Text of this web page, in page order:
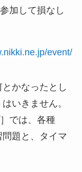
加して損なし
event/
かなったとし
いきません。
では、各種
題と、タイマ